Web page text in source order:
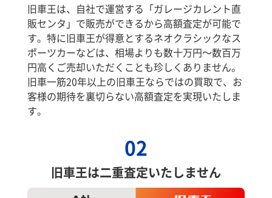
旧車王は、自社で運営する「ガレージカレント直
販センタ」で販売ができるから高額査定が可能で
す。特に旧車王が得意とするネオクラシックなス
ポーツカーなどは、相場よりも数十万円～数百万
円高くご売却いただくことも珍しくありません。
旧車一筋20年以上の旧車王ならではの買取で、お
客様の期待を裏切らない高額査定を実現いたしま
す。
02
旧車王は二重査定いたしません